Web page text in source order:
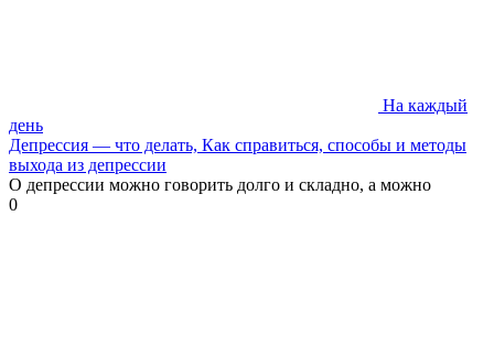
На каждый
день
Депрессия — что делать, Как справиться, способы и методы
выхода из депрессии
О депрессии можно говорить долго и складно, а можно
0